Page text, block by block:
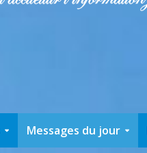
Messages du jour